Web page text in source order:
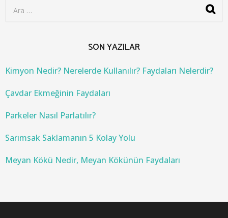
o
:
SON YAZILAR
Kimyon Nedir? Nerelerde Kullanılır? Faydaları Nelerdir?
Çavdar Ekmeğinin Faydaları
Parkeler Nasıl Parlatılır?
Sarımsak Saklamanın 5 Kolay Yolu
Meyan Kökü Nedir, Meyan Kökünün Faydaları